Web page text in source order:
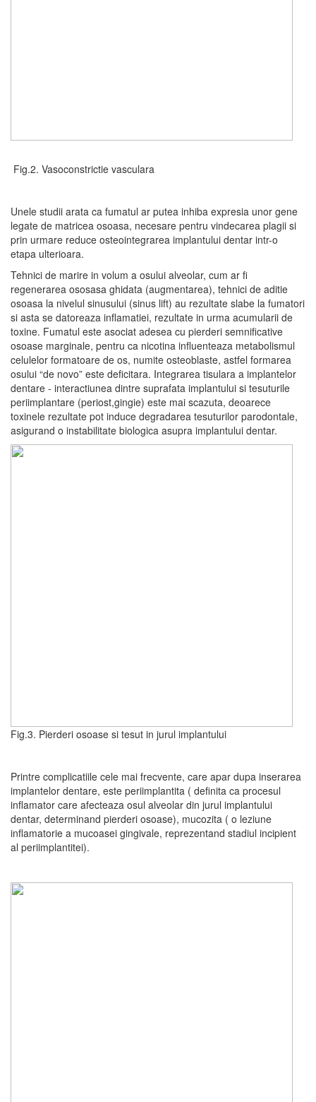
Fig.2. Vasoconstrictie vasculara
Unele studii arata ca fumatul ar putea inhiba expresia unor gene
legate de matricea osoasa, necesare pentru vindecarea plagii si
prin urmare reduce osteointegrarea implantului dentar intr-o
etapa ulterioara.
Tehnici de marire in volum a osului alveolar, cum ar fi
regenerarea ososasa ghidata (augmentarea), tehnici de aditie
osoasa la nivelul sinusului (sinus lift) au rezultate slabe la fumatori
si asta se datoreaza inflamatiei, rezultate in urma acumularii de
toxine. Fumatul este asociat adesea cu pierderi semnificative
osoase marginale, pentru ca nicotina influenteaza metabolismul
celulelor formatoare de os, numite osteoblaste, astfel formarea
osului “de novo” este deficitara. Integrarea tisulara a implantelor
dentare - interactiunea dintre suprafata implantului si tesuturile
periimplantare (periost,gingie) este mai scazuta, deoarece
toxinele rezultate pot induce degradarea tesuturilor parodontale,
asigurand o instabilitate biologica asupra implantului dentar.
Fig.3. Pierderi osoase si tesut in jurul implantului
Printre complicatiile cele mai frecvente, care apar dupa inserarea
implantelor dentare, este periimplantita ( definita ca procesul
inflamator care afecteaza osul alveolar din jurul implantului
dentar, determinand pierderi osoase), mucozita ( o leziune
inflamatorie a mucoasei gingivale, reprezentand stadiul incipient
al periimplantitei).